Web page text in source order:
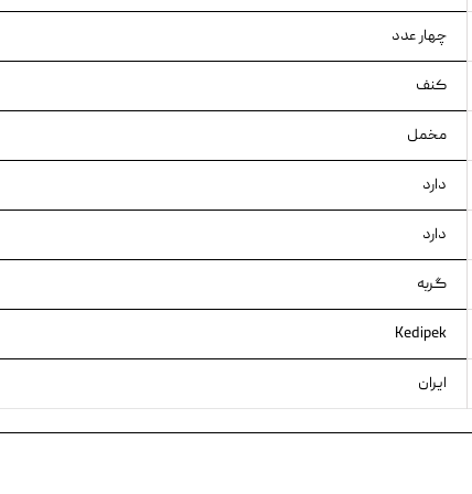
چهار عدد
کنف
مخمل
دارد
دارد
گربه
Kedipek
ایران